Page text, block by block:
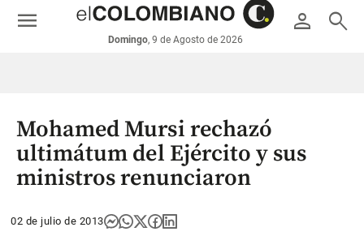
económicos
Colombia
person search
Domingo, 9 de Agosto de 2026
menu
Mohamed Mursi rechazó
ultimátum del Ejército y sus
ministros renunciaron
02 de julio de 2013